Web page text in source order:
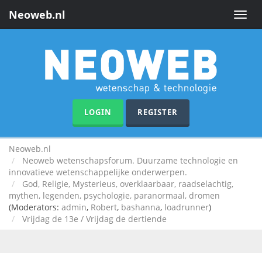
Toggle
Neoweb.nl
LOGIN REGISTER
Neoweb.nl
Neoweb wetenschapsforum. Duurzame technologie en
innovatieve wetenschappelijke onderwerpen.
God, Religie, Mysterieus, overklaarbaar, raadselachtig,
mythen, legenden, psychologie, paranormaal, dromen
(Moderators: admin, Robert, bashanna, loadrunner)
Vrijdag de 13e / Vrijdag de dertiende